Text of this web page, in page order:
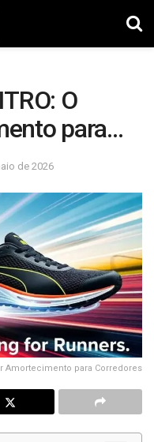
O
para
de 2026
Amortecimento para Corredores